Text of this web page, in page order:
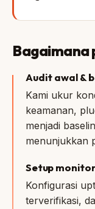
Bagaimana
Audit awal &
Kami ukur
keamanan,
menjadi
menunjukkan
Setup
Konfigurasi
terverifikasi,